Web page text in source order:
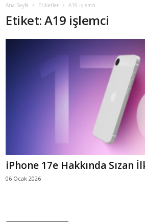
Ana Sayfa Etiketler A19 işlemci
Etiket: A19 işlemci
iPhone 17e Hakkında Sızan
06 Ocak 2026